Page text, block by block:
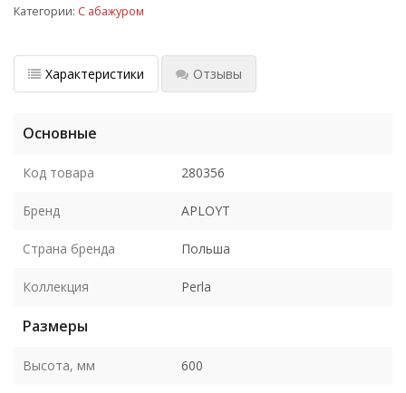
Категории: С абажуром
Характеристики Отзывы
Основные
Код товара 280356
Бренд APLOYT
Страна бренда Польша
Коллекция Perla
Размеры
Высота, мм 600